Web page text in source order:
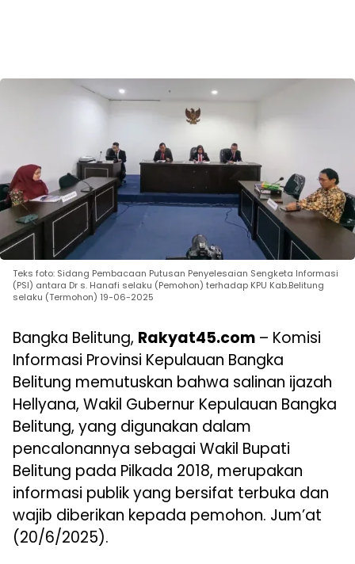
Teks foto: Sidang Pembacaan Putusan Penyelesaian Sengketa Informasi
(PSI) antara Dr s. Hanafi selaku (Pemohon) terhadap KPU Kab.Belitung
selaku (Termohon) 19-06-2025
Bangka Belitung, Rakyat45.com – Komisi
Informasi Provinsi Kepulauan Bangka
Belitung memutuskan bahwa salinan ijazah
Hellyana, Wakil Gubernur Kepulauan Bangka
Belitung, yang digunakan dalam
pencalonannya sebagai Wakil Bupati
Belitung pada Pilkada 2018, merupakan
informasi publik yang bersifat terbuka dan
wajib diberikan kepada pemohon. Jum’at
(20/6/2025).